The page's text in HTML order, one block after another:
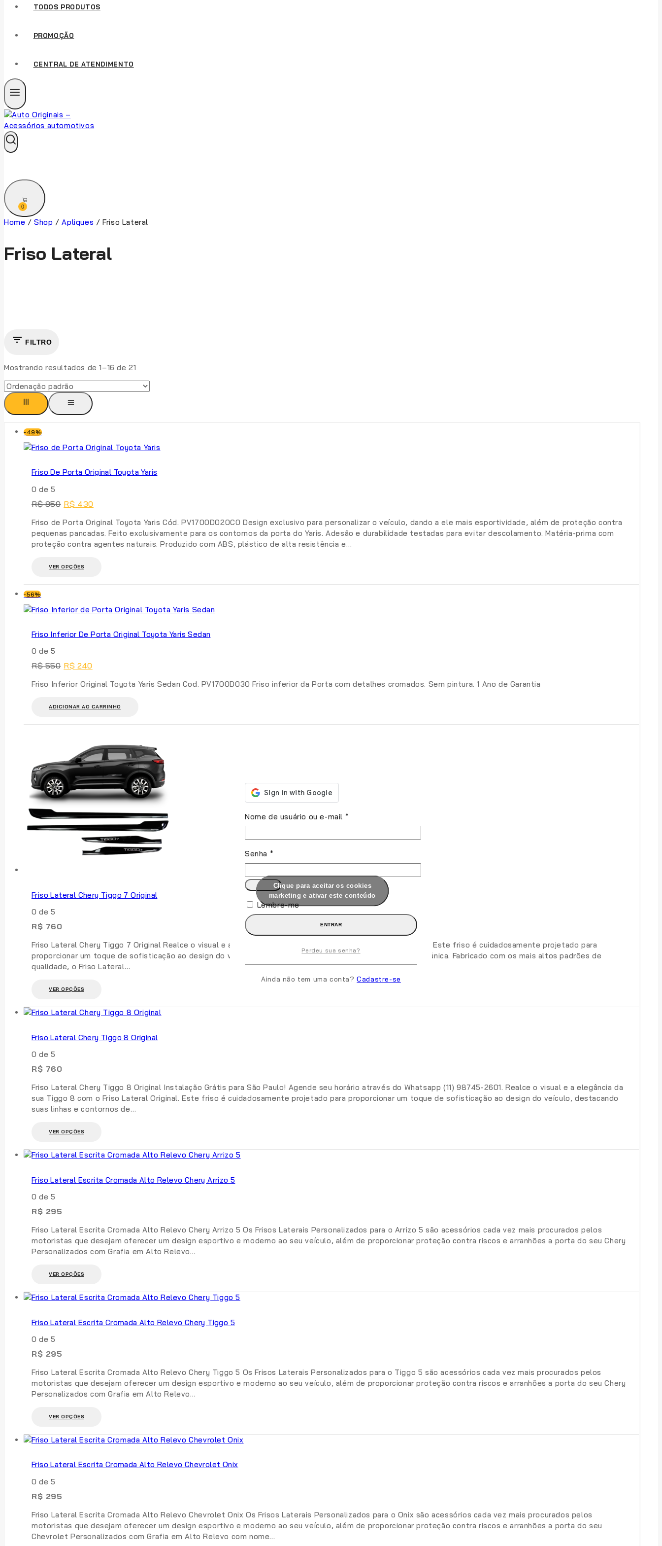
TODOS PRODUTOS
PROMOÇÃO
CENTRAL DE ATENDIMENTO
0
Home / Shop / Apliques / Friso Lateral
Friso Lateral
FILTRO
Mostrando resultados de 1–16 de21
-49%
À
venda
Friso De Porta Original Toyota Yaris
0 de 5
R$850 O
original
era:
R$ 850.
R$ 430O
atual
é:
R$ 430.
Friso de Porta Original Toyota Yaris Cód. PV1700D020C0 Design exclusivo para personalizar o veículo, dando a ele mais esportividade, além de proteção contra
pequenas pancadas. Feito exclusivamente para os contornos da porta do Yaris. Adesão e durabilidade testadas para evitar descolamento. Matéria-prima com
proteção contra agentes naturais. Produzido com ABS, plástico de alta resistência e…
VER OPÇÕES
produto
tem
várias
variantes.
As
podem
ser
na
página
-56%
À
venda
Friso Inferior De Porta Original Toyota Yaris Sedan
0 de 5
R$550 O
original
R$ 240O
atual
Friso Inferior Original Toyota Yaris Sedan Cod. PV1700D030 Friso inferior da Porta com detalhes cromados. Sem pintura. 1 Ano de Garantia
ADICIONAR AO CARRINHO
Friso Lateral Chery Tiggo 7 Original
0 de 5
R$ 760
Friso Lateral Chery Tiggo 7 Original Realce o visual e a elegância da sua Tiggo 7 com o Friso Lateral Original. Este friso é cuidadosamente projetado para
proporcionar um toque de sofisticação ao design do veículo, destacando suas linhas e contornos de forma única. Fabricado com os mais altos padrões de
qualidade, o Friso Lateral…
VER OPÇÕES
tem
várias
As
opções
ser
na
página
do
Friso Lateral Chery Tiggo 8 Original
0 de 5
R$ 760
Friso Lateral Chery Tiggo 8 Original Instalação Grátis para São Paulo! Agende seu horário através do Whatsapp (11) 98745-2601. Realce o visual e a elegância da
sua Tiggo 8 com o Friso Lateral Original. Este friso é cuidadosamente projetado para proporcionar um toque de sofisticação ao design do veículo, destacando
suas linhas e contornos de…
VER OPÇÕES
tem
várias
As
opções
ser
na
página
do
Friso Lateral Escrita Cromada Alto Relevo Chery Arrizo 5
0 de 5
R$ 295
Friso Lateral Escrita Cromada Alto Relevo Chery Arrizo 5 Os Frisos Laterais Personalizados para o Arrizo 5 são acessórios cada vez mais procurados pelos
motoristas que desejam oferecer um design esportivo e moderno ao seu veículo, além de proporcionar proteção contra riscos e arranhões a porta do seu Chery
Personalizados com Grafia em Alto Relevo…
VER OPÇÕES
produto
tem
várias
As
opções
podem
ser
na
página
do
Friso Lateral Escrita Cromada Alto Relevo Chery Tiggo 5
0 de 5
R$ 295
Friso Lateral Escrita Cromada Alto Relevo Chery Tiggo 5 Os Frisos Laterais Personalizados para o Tiggo 5 são acessórios cada vez mais procurados pelos
motoristas que desejam oferecer um design esportivo e moderno ao seu veículo, além de proporcionar proteção contra riscos e arranhões a porta do seu Chery
Personalizados com Grafia em Alto Relevo…
VER OPÇÕES
produto
tem
várias
As
opções
podem
ser
na
página
do
Friso Lateral Escrita Cromada Alto Relevo Chevrolet Onix
0 de 5
R$ 295
Friso Lateral Escrita Cromada Alto Relevo Chevrolet Onix Os Frisos Laterais Personalizados para o Onix são acessórios cada vez mais procurados pelos
motoristas que desejam oferecer um design esportivo e moderno ao seu veículo, além de proporcionar proteção contra riscos e arranhões a porta do seu
Chevrolet Personalizados com Grafia em Alto Relevo com nome…
Nome de usuário ou e-mail *
Senha *
Clique para aceitar os cookies
marketing e ativar este conteúdo
Lembre-me
ENTRAR
Perdeu sua senha?
Ainda não tem uma conta?Cadastre-se